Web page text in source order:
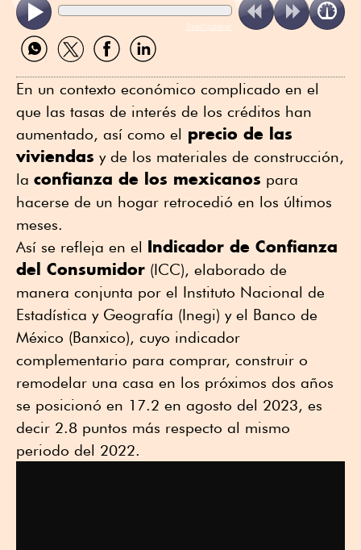
ReadSpeaker
Compartir
por
Compartir
por
Compartir
por
Compartir
por
En un contexto económico complicado en el
que las tasas de interés de los créditos han
aumentado, así como el precio de las
viviendas y de los materiales de construcción,
la confianza de los mexicanos para
hacerse de un hogar retrocedió en los últimos
meses.
Así se refleja en el Indicador de Confianza
del Consumidor (ICC), elaborado de
manera conjunta por el Instituto Nacional de
Estadística y Geografía (Inegi) y el Banco de
México (Banxico), cuyo indicador
complementario para comprar, construir o
remodelar una casa en los próximos dos años
se posicionó en 17.2 en agosto del 2023, es
decir 2.8 puntos más respecto al mismo
periodo del 2022.